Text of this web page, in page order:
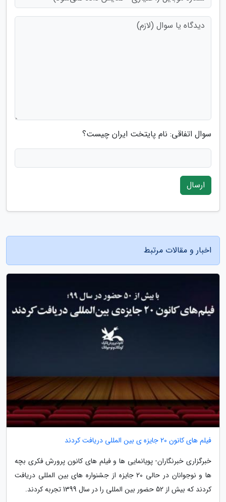
سوال اتفاقی: نام پایتخت ایران چیست؟
ارسال
اخبار و مقالات مرتبط
فیلم های کانون 20 جایزه ی بین المللی دریافت کردند
خبرگزاری خبرنگاران- پویانمایی ها و فیلم های کانون پرورش فکری بچه
ها و نوجوانان در حالی 20 جایزه از جشنواره های بین المللی دریافت
کردند که بیش از 52 حضور بین المللی را در سال 1399 تجربه کردند.